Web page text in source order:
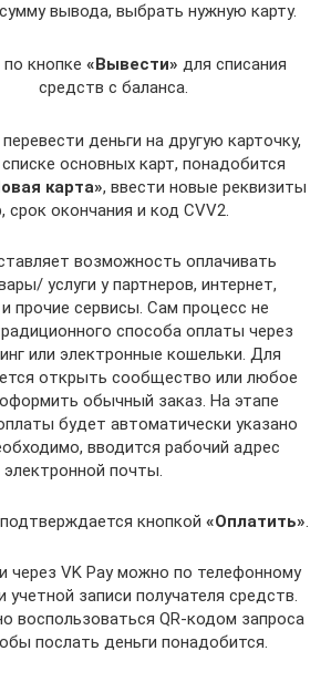
вывода, выбрать нужную карту.
кнопке «Вывести» для списания
средств с баланса.
деньги на другую карточку,
основных карт, понадобится
карта», ввести новые реквизиты
срок окончания и код CVV2.
возможность оплачивать
услуги у партнеров, интернет,
прочие сервисы. Сам процесс не
способа оплаты через
или электронные кошельки. Для
открыть сообщество или любое
обычный заказ. На этапе
будет автоматически указано
вводится рабочий адрес
электронной почты.
кнопкой «Оплатить».
через VK Pay можно по телефонному
учетной записи получателя средств.
воспользоваться QR-кодом запроса
послать деньги понадобится.